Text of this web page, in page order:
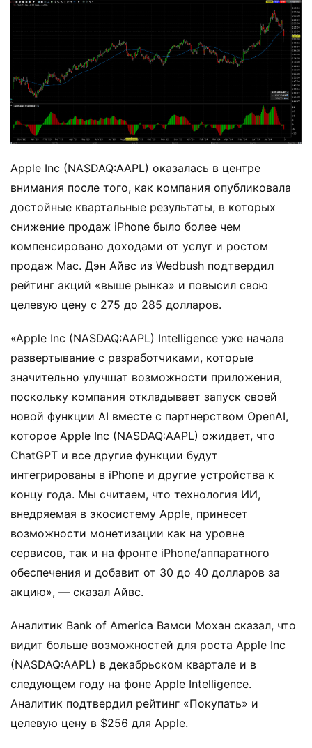
Apple Inc (NASDAQ:AAPL) оказалась в центре
внимания после того, как компания опубликовала
достойные квартальные результаты, в которых
снижение продаж iPhone было более чем
компенсировано доходами от услуг и ростом
продаж Mac. Дэн Айвс из Wedbush подтвердил
рейтинг акций «выше рынка» и повысил свою
целевую цену с 275 до 285 долларов.
«Apple Inc (NASDAQ:AAPL) Intelligence уже начала
развертывание с разработчиками, которые
значительно улучшат возможности приложения,
поскольку компания откладывает запуск своей
новой функции AI вместе с партнерством OpenAI,
которое Apple Inc (NASDAQ:AAPL) ожидает, что
ChatGPT и все другие функции будут
интегрированы в iPhone и другие устройства к
концу года. Мы считаем, что технология ИИ,
внедряемая в экосистему Apple, принесет
возможности монетизации как на уровне
сервисов, так и на фронте iPhone/аппаратного
обеспечения и добавит от 30 до 40 долларов за
акцию», — сказал Айвс.
Аналитик Bank of America Вамси Мохан сказал, что
видит больше возможностей для роста Apple Inc
(NASDAQ:AAPL) в декабрьском квартале и в
следующем году на фоне Apple Intelligence.
Аналитик подтвердил рейтинг «Покупать» и
целевую цену в $256 для Apple.